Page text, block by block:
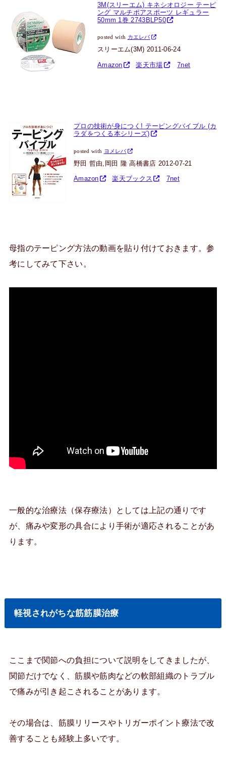
3M(スリーエム) キネシオロジー テーピ
ング マルチポアスポーツ レギュラー
50mm 1巻 2743BLP50
posted with カエレバ
スリーエム(3M) 2011-06-24
Amazon 楽天市場 7net
プロの技術が身につく! テーピングバイブル (カ
ラダをつくる本シリーズ)
posted with ヨメレバ
野田 哲由,岡田 隆 高橋書店 2012-07-21
Amazon 楽天ブックス 7net
母指のテーピング方法の動画を貼り付けておきます。参
考にしてみて下さい。
一般的な治療法（保存療法）としては上記の通りです
が、痛みや変形の具合により手術が適応されることがあ
ります。
軽視されがちな筋筋膜治療
ここまで関節への負担について説明をしてきましたが、
関節だけでなく、筋膜や筋肉などの軟部組織のトラブル
で痛みが引き起こされることがあります。
その場合は、筋膜リリースやトリガーポイント療法で改
善することも経験上多いです。